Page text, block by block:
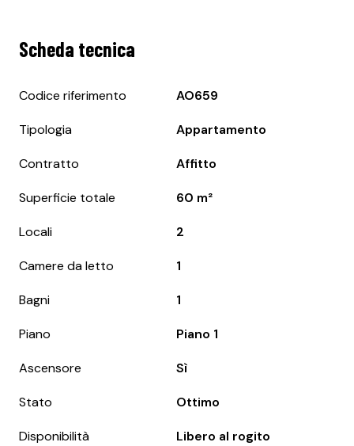
Scheda tecnica
Codice riferimento AO659
Tipologia Appartamento
Contratto Affitto
Superficie totale 60 m²
Locali 2
Camere da letto 1
Bagni 1
Piano Piano 1
Ascensore Sì
Stato Ottimo
Disponibilità Libero al rogito